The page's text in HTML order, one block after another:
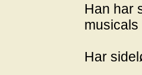
Han har
Har